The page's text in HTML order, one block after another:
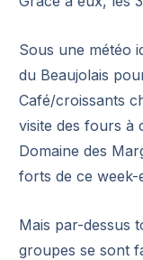
Sous une météo
du Beaujolais
Café/croissants
visite des fours à
Domaine des
forts de ce week-
Mais par-dessus
groupes se sont